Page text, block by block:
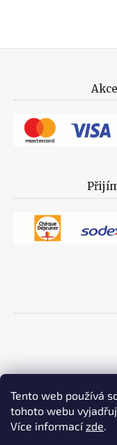
Tento web používá
tohoto webu
Více informacízde.